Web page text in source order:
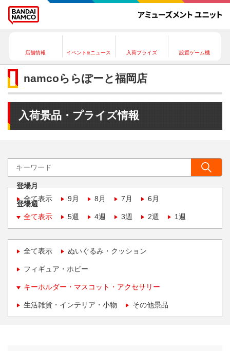
店舗情報 イベント&ニュース 入荷プライズ 設置ゲーム機
namcoららぽーと福岡店
入荷景品・プライズ情報
登場月
全て表示
9月 8月 7月 6月
登場週
全て表示
5週 4週 3週 2週 1週
全て表示 ぬいぐるみ・クッション
フィギュア・ホビー
キーホルダー・マスコット・アクセサリー
生活雑貨・インテリア・小物 その他景品